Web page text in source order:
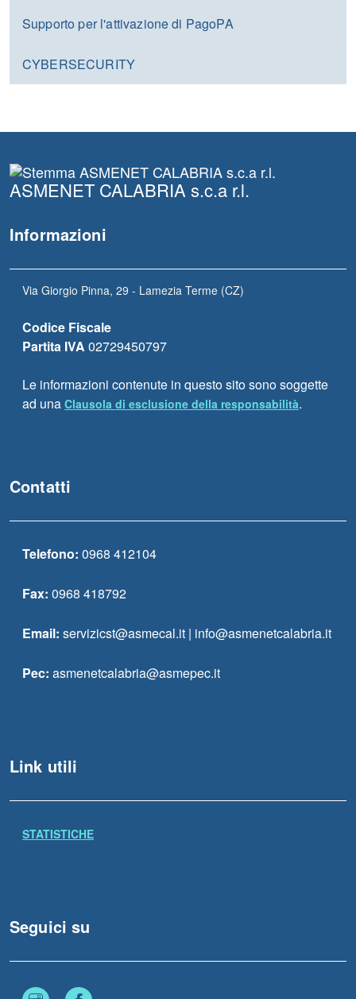
Supporto per l'attivazione di PagoPA
CYBERSECURITY
ASMENET CALABRIA s.c.a r.l.
Informazioni
Via Giorgio Pinna, 29 - Lamezia Terme (CZ)
Codice Fiscale
Partita IVA 02729450797
Le informazioni contenute in questo sito sono soggette
ad una Clausola di esclusione della responsabilità.
Contatti
Telefono: 0968 412104
Fax: 0968 418792
Email: servizicst@asmecal.it | info@asmenetcalabria.it
Pec: asmenetcalabria@asmepec.it
Link utili
STATISTICHE
Seguici su
Instagram